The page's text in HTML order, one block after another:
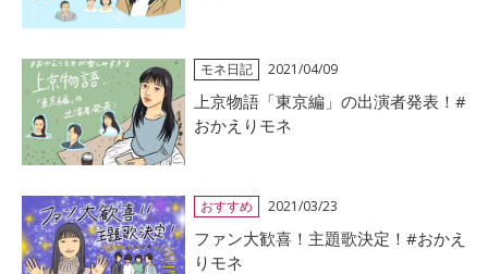
モネ日記 2021/04/09
上京物語「東京編」の出演者発表！#
おかえりモネ
おすすめ 2021/03/23
ファン大歓喜！主題歌決定！#おかえ
りモネ